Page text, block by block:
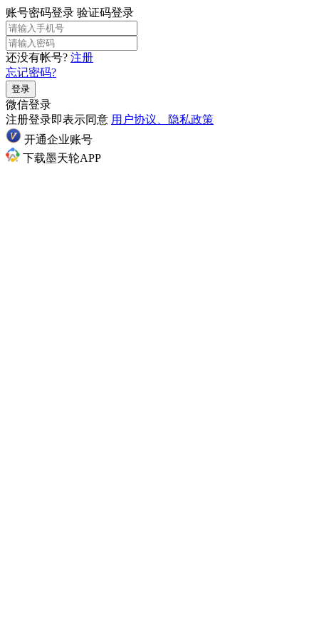
账号密码登录 验证码登录
还没有帐号? 注册
忘记密码?
登录
微信登录
注册登录即表示同意 用户协议、隐私政策
开通企业账号
下载墨天轮APP